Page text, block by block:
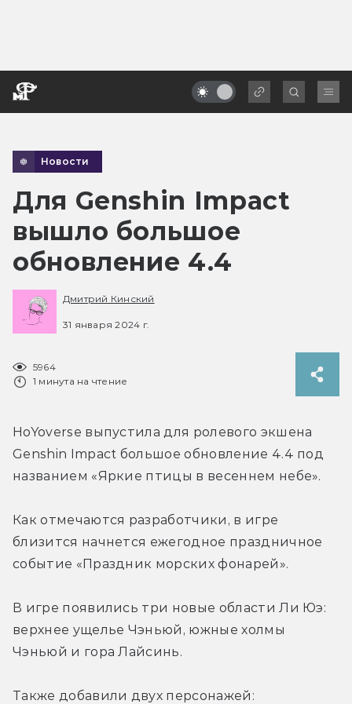
Новости
Для Genshin Impact
вышло большое
обновление 4.4
Дмитрий Кинский
31 января 2024 г.
5964
1 минута на чтение
HoYoverse выпустила для ролевого экшена
Genshin Impact большое обновление 4.4 под
названием «Яркие птицы в весеннем небе».
Как отмечаются разработчики, в игре
близится начнется ежегодное праздничное
событие «Праздник морских фонарей».
В игре появились три новые области Ли Юэ:
верхнее ущелье Чэньюй, южные холмы
Чэньюй и гора Лайсинь.
Также добавили двух персонажей: